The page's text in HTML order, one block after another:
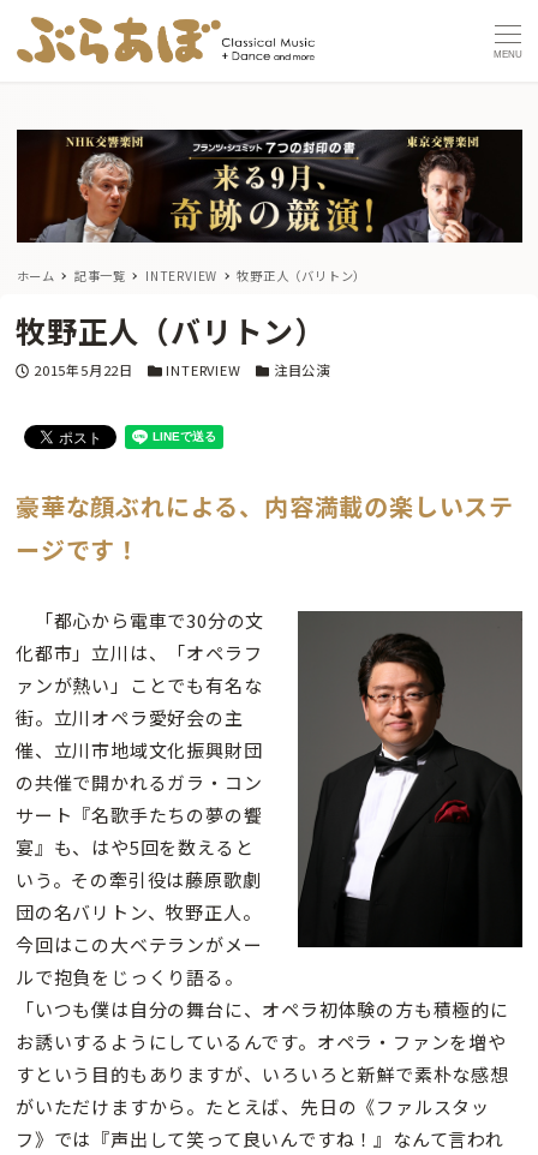
MENU
ホーム 記事一覧 INTERVIEW 牧野正人（バリトン）
牧野正人（バリトン）
投稿日
2015年5月22日 カテゴリー
INTERVIEW カテゴリー
注目公演
豪華な顔ぶれによる、内容満載の楽しいステ
ージです！
「都心から電車で30分の文
化都市」立川は、「オペラフ
ァンが熱い」ことでも有名な
街。立川オペラ愛好会の主
催、立川市地域文化振興財団
の共催で開かれるガラ・コン
サート『名歌手たちの夢の饗
宴』も、はや5回を数えると
いう。その牽引役は藤原歌劇
団の名バリトン、牧野正人。
今回はこの大ベテランがメー
ルで抱負をじっくり語る。
「いつも僕は自分の舞台に、オペラ初体験の方も積極的に
お誘いするようにしているんです。オペラ・ファンを増や
すという目的もありますが、いろいろと新鮮で素朴な感想
がいただけますから。たとえば、先日の《ファルスタッ
フ》では『声出して笑って良いんですね！』なんて言われ